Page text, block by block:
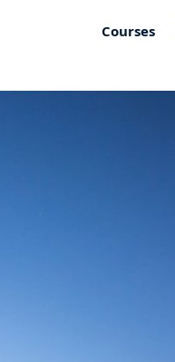
Courses